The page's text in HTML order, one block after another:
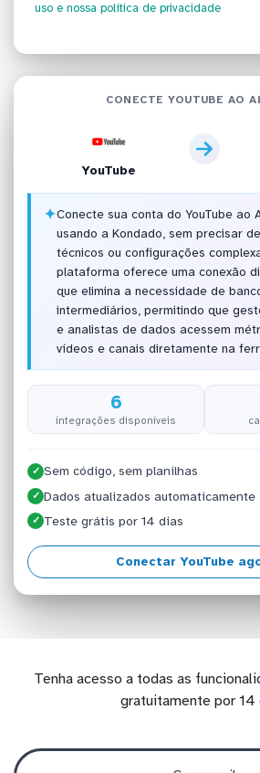
uso e nossa política de privacidade
CONECTE YOUTUBE AO
YouTube
✦Conecte sua conta do YouTube ao
usando a Kondado, sem precisar
técnicos ou configurações
plataforma oferece uma conexão
que elimina a necessidade de
intermediários, permitindo que
e analistas de dados acessem
vídeos e canais diretamente na
6
integrações disponíveis
✓ Sem código, sem planilhas
✓ Dados atualizados automaticamente
✓ Teste grátis por 14 dias
Conectar YouTube
Tenha acesso a todas as
gratuitamente por 14